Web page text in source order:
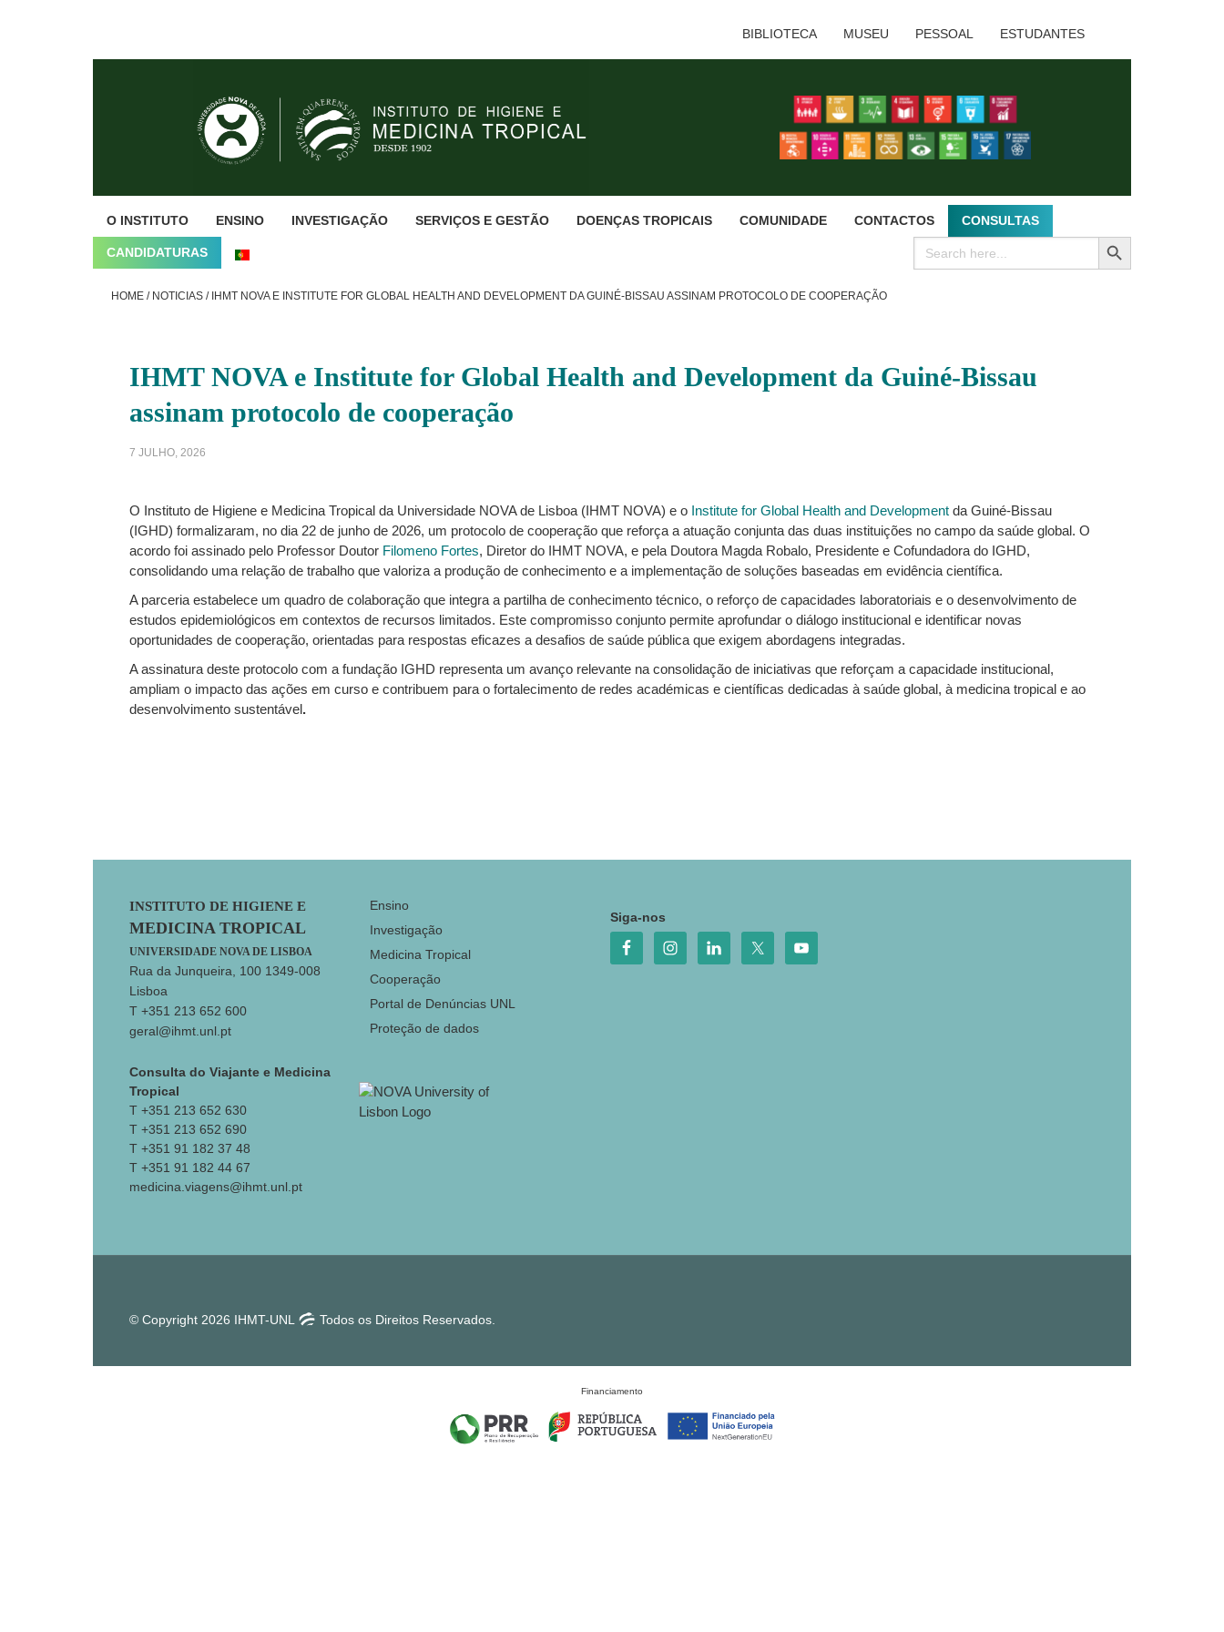
BIBLIOTECA MUSEU PESSOAL ESTUDANTES
O INSTITUTO ENSINO INVESTIGAÇÃO SERVIÇOS E GESTÃO DOENÇAS TROPICAIS COMUNIDADE CONTACTOS CONSULTAS
CANDIDATURAS
Search
for:
SEARCH BUTTON
HOME / NOTICIAS /IHMT NOVA E INSTITUTE FOR GLOBAL HEALTH AND DEVELOPMENT DA GUINÉ-BISSAU ASSINAM PROTOCOLO DE COOPERAÇÃO
IHMT NOVA e Institute for Global Health and Development da Guiné-Bissau
assinam protocolo de cooperação
7 JULHO, 2026
O Instituto de Higiene e Medicina Tropical da Universidade NOVA de Lisboa (IHMT NOVA) e o Institute for Global Health and Development da Guiné‑Bissau
(IGHD) formalizaram, no dia 22 de junho de 2026, um protocolo de cooperação que reforça a atuação conjunta das duas instituições no campo da saúde global. O
acordo foi assinado pelo Professor Doutor Filomeno Fortes, Diretor do IHMT NOVA, e pela Doutora Magda Robalo, Presidente e Cofundadora do IGHD,
consolidando uma relação de trabalho que valoriza a produção de conhecimento e a implementação de soluções baseadas em evidência científica.
A parceria estabelece um quadro de colaboração que integra a partilha de conhecimento técnico, o reforço de capacidades laboratoriais e o desenvolvimento de
estudos epidemiológicos em contextos de recursos limitados. Este compromisso conjunto permite aprofundar o diálogo institucional e identificar novas
oportunidades de cooperação, orientadas para respostas eficazes a desafios de saúde pública que exigem abordagens integradas.
A assinatura deste protocolo com a fundação IGHD representa um avanço relevante na consolidação de iniciativas que reforçam a capacidade institucional,
ampliam o impacto das ações em curso e contribuem para o fortalecimento de redes académicas e científicas dedicadas à saúde global, à medicina tropical e ao
desenvolvimento sustentável.
Footer
INSTITUTO DE HIGIENE E
MEDICINA TROPICAL
UNIVERSIDADE NOVA DE LISBOA
Rua da Junqueira, 100 1349-008
Lisboa
T +351 213 652 600
geral@ihmt.unl.pt
Consulta do Viajante e Medicina
Tropical
T +351 213 652 630
T +351 213 652 690
T +351 91 182 37 48
T +351 91 182 44 67
medicina.viagens@ihmt.unl.pt
Ensino
Investigação
Medicina Tropical
Cooperação
Portal de Denúncias UNL
Proteção de dados
Siga-nos
© Copyright 2026 IHMT-UNL Todos os Direitos Reservados.
Financiamento